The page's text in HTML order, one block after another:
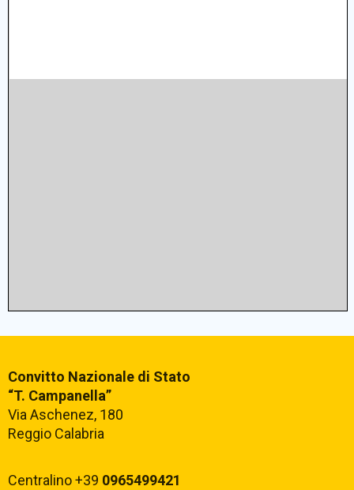
Convitto Nazionale di Stato
“T. Campanella”
Via Aschenez, 180
Reggio Calabria
Centralino +39 0965499421